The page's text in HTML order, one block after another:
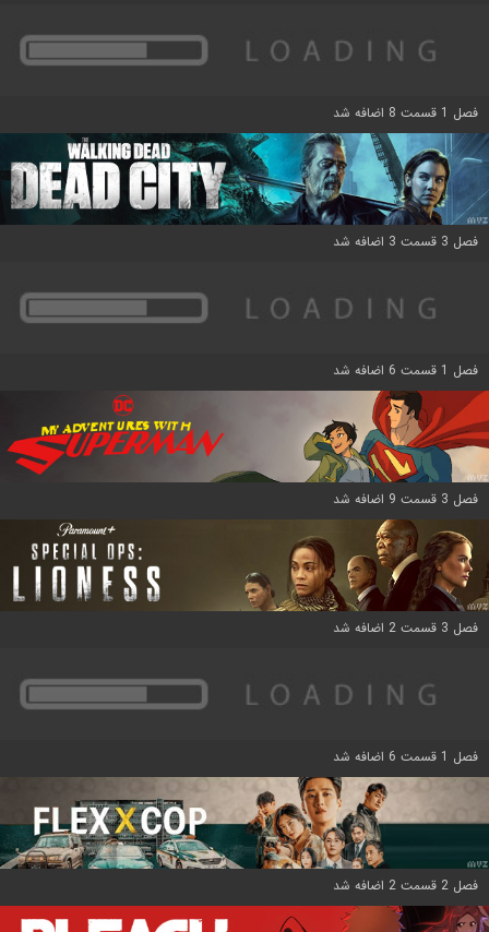
فصل 1 قسمت 8 اضافه شد
فصل 3 قسمت 3 اضافه شد
فصل 1 قسمت 6 اضافه شد
فصل 3 قسمت 9 اضافه شد
فصل 3 قسمت 2 اضافه شد
فصل 1 قسمت 6 اضافه شد
فصل 2 قسمت 2 اضافه شد